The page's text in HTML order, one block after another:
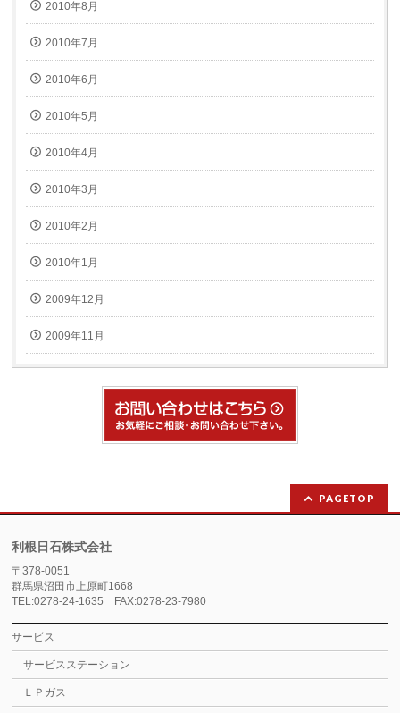
2010年8月
2010年7月
2010年6月
2010年5月
2010年4月
2010年3月
2010年2月
2010年1月
2009年12月
2009年11月
PAGETOP
利根日石株式会社
〒378-0051
群馬県沼田市上原町1668
TEL:0278-24-1635 FAX:0278-23-7980
サービス
サービスステーション
ＬＰガス